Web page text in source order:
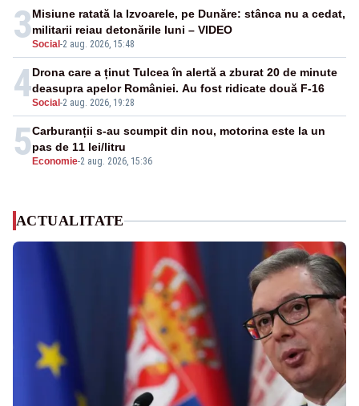
3Social -2 aug. 2026, 15:48
Misiune ratată la Izvoarele, pe Dunăre: stânca nu a cedat,
militarii reiau detonările luni – VIDEO
4Social -2 aug. 2026, 19:28
Drona care a ținut Tulcea în alertă a zburat 20 de minute
deasupra apelor României. Au fost ridicate două F-16
5 Economie-2 aug. 2026, 15:36
Carburanții s-au scumpit din nou, motorina este la un
pas de 11 lei/litru
ACTUALITATE